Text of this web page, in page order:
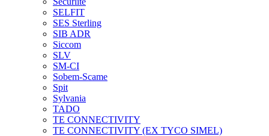
SELFIT
SES Sterling
SIB ADR
Siccom
SLV
SM-CI
Sobem-Scame
Spit
Sylvania
TADO
TE CONNECTIVITY
TE CONNECTIVITY (EX TYCO SIMEL)